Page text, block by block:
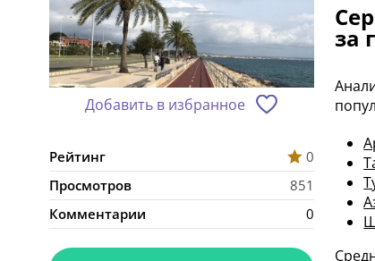
Добавить в избранное
Рейтинг
0
Просмотров
851
Комментарии
0
за